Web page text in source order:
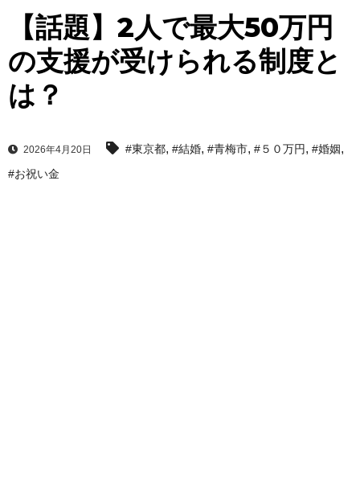
【話題】2人で最大50万円
の支援が受けられる制度と
は？
2026年4月20日 #東京都, #結婚, #青梅市, #５０万円, #婚姻,
#お祝い金